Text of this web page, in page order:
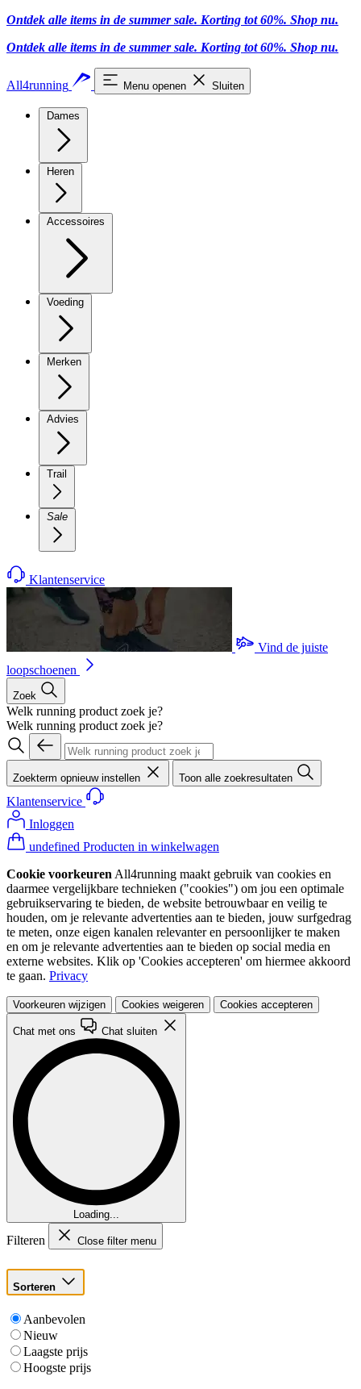
Ontdek alle items in de summer sale. Korting tot 60%. Shop nu.
Ontdek alle items in de summer sale. Korting tot 60%. Shop nu.
All4running Menu openen Sluiten
Dames
Heren
Accessoires
Voeding
Merken
Advies
Trail
Sale
Klantenservice
Vind de juiste
loopschoenen
Zoek
Welk running product zoek je?
Welk running product zoek je?
Zoekterm opnieuw instellen Toon alle zoekresultaten
Klantenservice
Inloggen
undefined Producten in winkelwagen
Cookie voorkeuren All4running maakt gebruik van cookies en
daarmee vergelijkbare technieken ("cookies") om jou een optimale
gebruikservaring te bieden, de website betrouwbaar en veilig te
houden, om je relevante advertenties aan te bieden, jouw surfgedrag
te meten, onze eigen kanalen relevanter en persoonlijker te maken
en om je relevante advertenties aan te bieden op social media en
externe websites. Klik op 'Cookies accepteren' om hiermee akkoord
te gaan. Privacy
Voorkeuren wijzigen Cookies weigeren Cookies accepteren
Chat met ons Chat sluiten
Loading...
Filteren Close filter menu
Sorteren
Aanbevolen
Nieuw
Laagste prijs
Hoogste prijs